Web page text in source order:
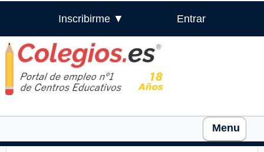
Inscribirme ▼ Entrar
Menu